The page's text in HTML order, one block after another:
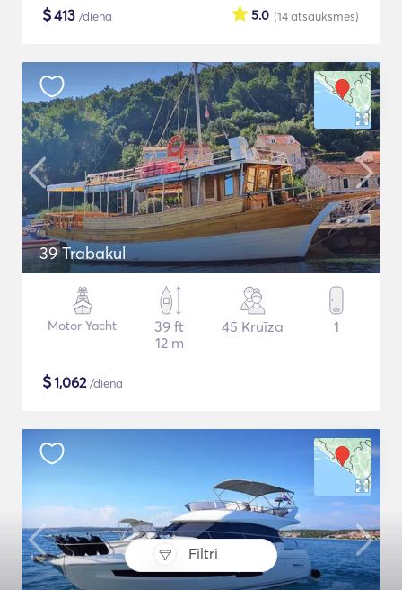
Filtri
$413 /diena (14atsauksmes)
5.0
39 Trabakul
Motor Yacht
39 ft
12 m
45 Kruīza 1
$1,062/diena